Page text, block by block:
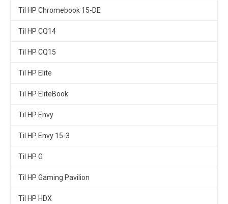
Til HP Chromebook 15-DE
Til HP CQ14
Til HP CQ15
Til HP Elite
Til HP EliteBook
Til HP Envy
Til HP Envy 15-3
Til HP G
Til HP Gaming Pavilion
Til HP HDX